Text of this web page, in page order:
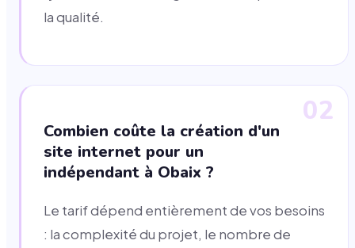
la qualité.
02
Combien coûte la création d'un
site internet pour un
indépendant à Obaix ?
Le tarif dépend entièrement de vos besoins
: la complexité du projet, le nombre de